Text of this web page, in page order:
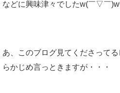
などに興味津々でしたw(￣▽￣)w
あ、このブログ見てくださって
らかじめ言っときますが・・・